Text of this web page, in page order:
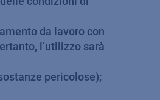
da lavoro con
l’utilizzo sarà
pericolose);